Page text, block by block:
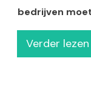
bedrijven
Verder lezen